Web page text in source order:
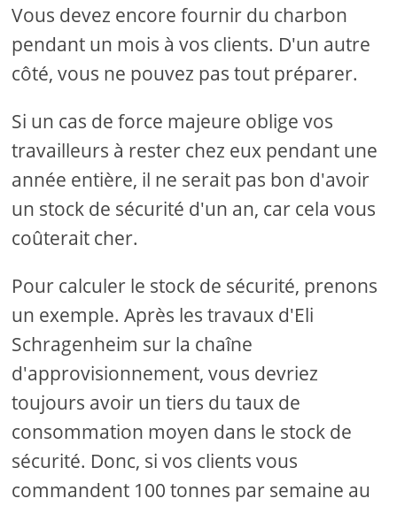
Vous devez encore fournir du charbon
pendant un mois à vos clients. D'un autre
côté, vous ne pouvez pas tout préparer.
Si un cas de force majeure oblige vos
travailleurs à rester chez eux pendant une
année entière, il ne serait pas bon d'avoir
un stock de sécurité d'un an, car cela vous
coûterait cher.
Pour calculer le stock de sécurité, prenons
un exemple. Après les travaux d'Eli
Schragenheim sur la chaîne
d'approvisionnement, vous devriez
toujours avoir un tiers du taux de
consommation moyen dans le stock de
sécurité. Donc, si vos clients vous
commandent 100 tonnes par semaine au